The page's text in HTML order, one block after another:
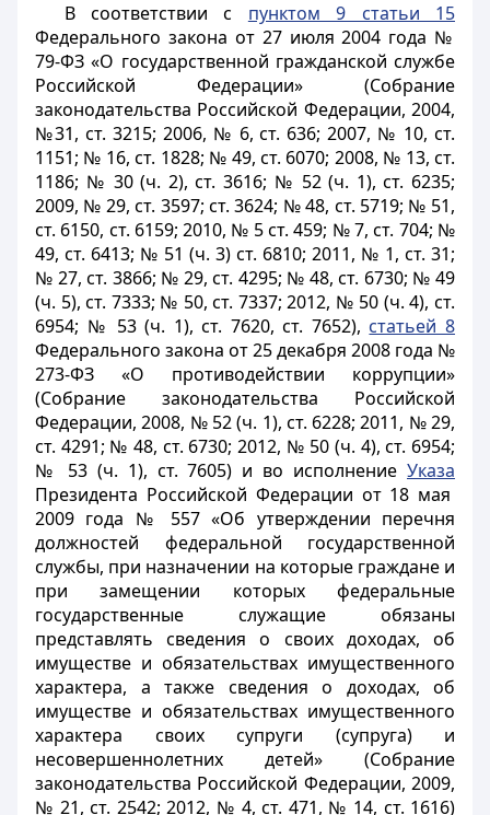
В соответствии с пунктом 9 статьи 15
Федерального закона от 27 июля 2004 года №
79-ФЗ «О государственной гражданской службе
Российской Федерации» (Собрание
законодательства Российской Федерации, 2004,
№31, ст. 3215; 2006, № 6, ст. 636; 2007, № 10, ст.
1151; № 16, ст. 1828; № 49, ст. 6070; 2008, № 13, ст.
1186; № 30 (ч. 2), ст. 3616; № 52 (ч. 1), ст. 6235;
2009, № 29, ст. 3597; ст. 3624; № 48, ст. 5719; № 51,
ст. 6150, ст. 6159; 2010, № 5 ст. 459; № 7, ст. 704; №
49, ст. 6413; № 51 (ч. 3) ст. 6810; 2011, № 1, ст. 31;
№ 27, ст. 3866; № 29, ст. 4295; № 48, ст. 6730; № 49
(ч. 5), ст. 7333; № 50, ст. 7337; 2012, № 50 (ч. 4), ст.
6954; № 53 (ч. 1), ст. 7620, ст. 7652), статьей 8
Федерального закона от 25 декабря 2008 года №
273-ФЗ «О противодействии коррупции»
(Собрание законодательства Российской
Федерации, 2008, № 52 (ч. 1), ст. 6228; 2011, № 29,
ст. 4291; № 48, ст. 6730; 2012, № 50 (ч. 4), ст. 6954;
№ 53 (ч. 1), ст. 7605) и во исполнение Указа
Президента Российской Федерации от 18 мая
2009 года № 557 «Об утверждении перечня
должностей федеральной государственной
службы, при назначении на которые граждане и
при замещении которых федеральные
государственные служащие обязаны
представлять сведения о своих доходах, об
имуществе и обязательствах имущественного
характера, а также сведения о доходах, об
имуществе и обязательствах имущественного
характера своих супруги (супруга) и
несовершеннолетних детей» (Собрание
законодательства Российской Федерации, 2009,
№ 21, ст. 2542; 2012, № 4, ст. 471, № 14, ст. 1616)